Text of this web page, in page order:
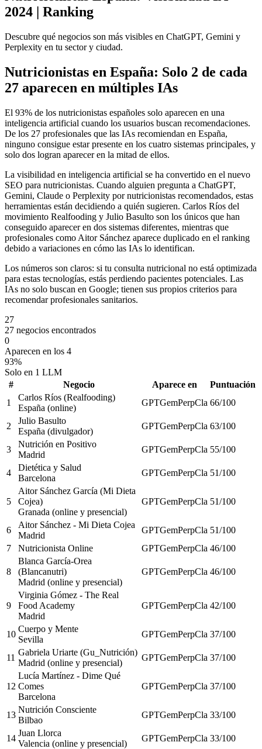
2024 | Ranking
Descubre qué negocios son más visibles en ChatGPT, Gemini y
Perplexity en tu sector y ciudad.
Nutricionistas en España: Solo 2 de cada
27 aparecen en múltiples IAs
El 93% de los nutricionistas españoles solo aparecen en una
inteligencia artificial cuando los usuarios buscan recomendaciones.
De los 27 profesionales que las IAs recomiendan en España,
ninguno consigue estar presente en los cuatro sistemas principales, y
solo dos logran aparecer en la mitad de ellos.
La visibilidad en inteligencia artificial se ha convertido en el nuevo
SEO para nutricionistas. Cuando alguien pregunta a ChatGPT,
Gemini, Claude o Perplexity por nutricionistas recomendados, estas
herramientas están decidiendo a quién sugieren. Carlos Ríos del
movimiento Realfooding y Julio Basulto son los únicos que han
conseguido aparecer en dos sistemas diferentes, mientras que
profesionales como Aitor Sánchez aparece duplicado en el ranking
debido a variaciones en cómo las IAs lo identifican.
Los números son claros: si tu consulta nutricional no está optimizada
para estas tecnologías, estás perdiendo pacientes potenciales. Las
IAs no solo buscan en Google; tienen sus propios criterios para
recomendar profesionales sanitarios.
27
27 negocios encontrados
0
Aparecen en los 4
93%
Solo en 1 LLM
#
Negocio Aparece en
Puntuación
1
Carlos Ríos (Realfooding)
España (online)
GPTGemPerpCla 66/100
2
Julio Basulto
España (divulgador)
GPTGemPerpCla 63/100
3
Nutrición en Positivo
Madrid
GPTGemPerpCla 55/100
4
Dietética y Salud
Barcelona
GPTGemPerpCla 51/100
5
Aitor Sánchez García (Mi Dieta
Cojea)
Granada (online y presencial)
GPTGemPerpCla 51/100
6
Aitor Sánchez - Mi Dieta Cojea
Madrid
GPTGemPerpCla 51/100
7
Nutricionista Online GPTGemPerpCla 46/100
8
Blanca García-Orea
(Blancanutri)
Madrid (online y presencial)
GPTGemPerpCla 46/100
9
Virginia Gómez - The Real
Food Academy
Madrid
GPTGemPerpCla 42/100
10
Cuerpo y Mente
Sevilla
GPTGemPerpCla 37/100
11
Gabriela Uriarte (Gu_Nutrición)
Madrid (online y presencial)
GPTGemPerpCla 37/100
12
Lucía Martínez - Dime Qué
Comes
Barcelona
GPTGemPerpCla 37/100
13
Nutrición Consciente
Bilbao
GPTGemPerpCla 33/100
14
Juan Llorca
Valencia (online y presencial)
GPTGemPerpCla 33/100